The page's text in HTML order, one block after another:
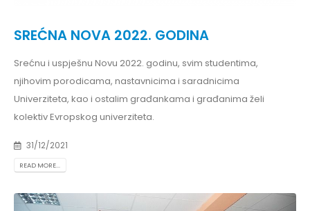
SREĆNA NOVA 2022. GODINA
Srećnu i uspješnu Novu 2022. godinu, svim studentima,
njihovim porodicama, nastavnicima i saradnicima
Univerziteta, kao i ostalim građankama i građanima želi
kolektiv Evropskog univerziteta.
31/12/2021
READ MORE...